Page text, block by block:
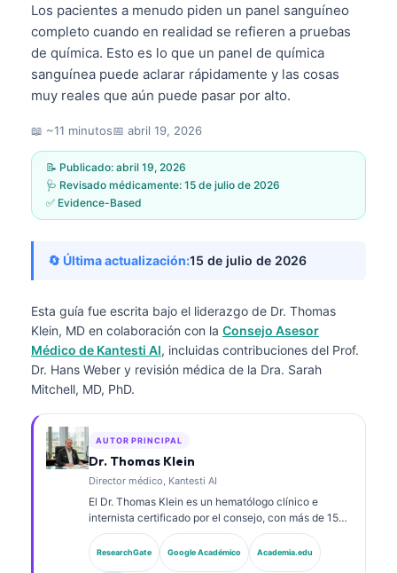
Los pacientes a menudo piden un panel sanguíneo
completo cuando en realidad se refieren a pruebas
de química. Esto es lo que un panel de química
sanguínea puede aclarar rápidamente y las cosas
muy reales que aún puede pasar por alto.
📖 ~11 minutos📅 abril 19, 2026
📝 Publicado: abril 19, 2026
🩺 Revisado médicamente: 15 de julio de 2026
✅ Evidence-Based
🔄 Última actualización:15 de julio de 2026
Esta guía fue escrita bajo el liderazgo de Dr. Thomas
Klein, MD en colaboración con la Consejo Asesor
Médico de Kantesti AI, incluidas contribuciones del Prof.
Dr. Hans Weber y revisión médica de la Dra. Sarah
Mitchell, MD, PhD.
AUTOR PRINCIPAL
Dr. Thomas Klein
Director médico, Kantesti AI
El Dr. Thomas Klein es un hematólogo clínico e
internista certificado por el consejo, con más de 15
años de experiencia en medicina de laboratorio y
análisis clínico asistido por IA. Como Director Médico
(Chief Medical Officer) en Kantesti AI, proporciona
ResearchGate Google Académico Academia.edu